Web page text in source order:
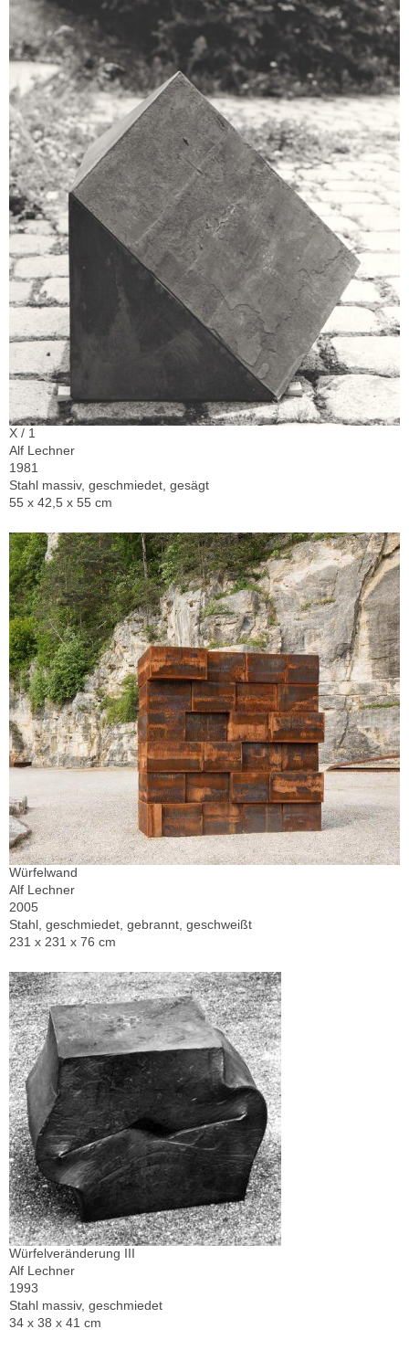
X / 1
Alf Lechner
1981
Stahl massiv, geschmiedet, gesägt
55 x 42,5 x 55 cm
Würfelwand
Alf Lechner
2005
Stahl, geschmiedet, gebrannt, geschweißt
231 x 231 x 76 cm
Würfelveränderung III
Alf Lechner
1993
Stahl massiv, geschmiedet
34 x 38 x 41 cm